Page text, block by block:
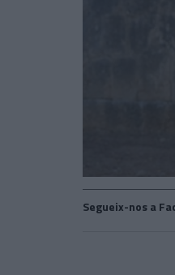
Segueix-nos a